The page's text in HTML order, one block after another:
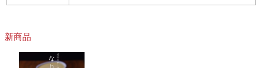
新商品